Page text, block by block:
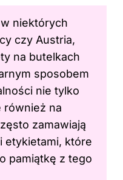
niektórych
czy Austria,
na butelkach
sposobem
nie tylko
również na
zamawiają
etykietami, które
pamiątkę z tego